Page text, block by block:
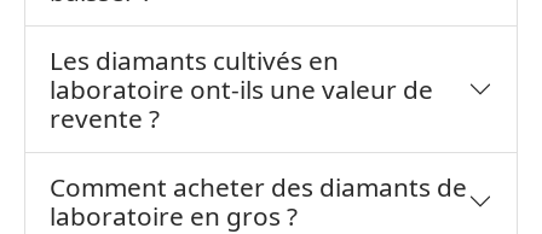
Les diamants cultivés en
laboratoire ont-ils une valeur de
revente ?
Comment acheter des diamants de
laboratoire en gros ?